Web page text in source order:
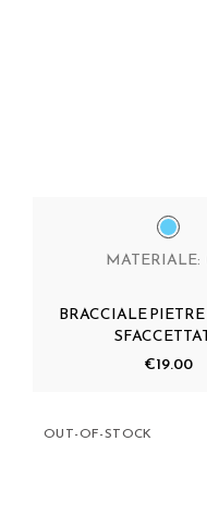
MATERIALE:
BRACCIALE
€19.00
OUT-OF-STOCK